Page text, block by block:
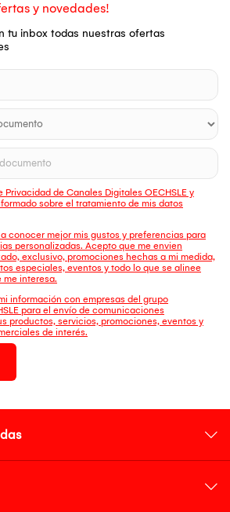
y novedades!
tu inbox todas nuestras ofertas
Privacidad de Canales Digitales OECHSLE y
sobre el tratamiento de mis datos
a conocer mejor mis gustos y preferencias para
personalizadas. Acepto que me envien
exclusivo, promociones hechas a mi medida,
especiales, eventos y todo lo que se alinee
me interesa.
información con empresas del grupo
para el envío de comunicaciones
productos, servicios, promociones, eventos y
de interés.